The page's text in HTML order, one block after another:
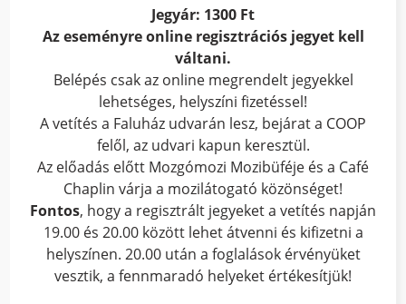
Jegyár: 1300 Ft
Az eseményre online regisztrációs jegyet kell
váltani.
Belépés csak az online megrendelt jegyekkel
lehetséges, helyszíni fizetéssel!
A vetítés a Faluház udvarán lesz, bejárat a COOP
felől, az udvari kapun keresztül.
Az előadás előtt Mozgómozi Mozibüféje és a Café
Chaplin várja a mozilátogató közönséget!
Fontos, hogy a regisztrált jegyeket a vetítés napján
19.00 és 20.00 között lehet átvenni és kifizetni a
helyszínen. 20.00 után a foglalások érvényüket
vesztik, a fennmaradó helyeket értékesítjük!